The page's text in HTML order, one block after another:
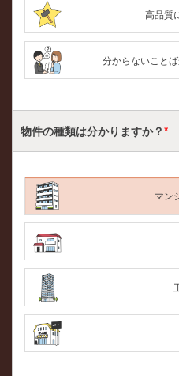
高品質
分からないこと
物件の種類は分かりますか？*
マン